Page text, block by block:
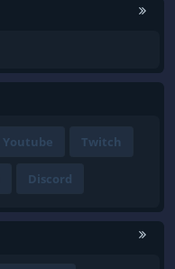
Youtube Twitch
Discord